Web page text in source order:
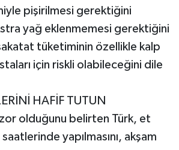
pişirilmesi gerektiğini
yağ eklenmemesi gerektiğini
tüketiminin özellikle kalp
için riskli olabileceğini dile
HAFİF TUTUN
olduğunu belirten Türk, et
yapılmasını, akşam